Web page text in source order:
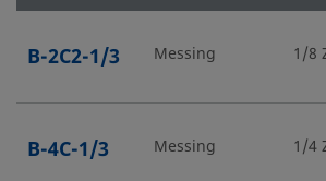
B-2C2-1/3 Messing 1/8
B-4C-1/3 Messing 1/4